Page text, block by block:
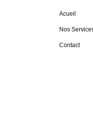
Acueil
Nos
Contact